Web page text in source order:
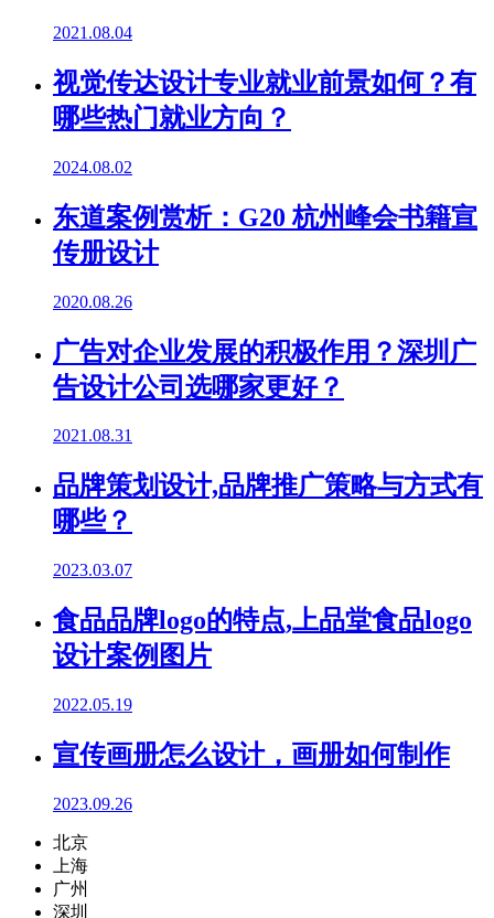
2021.08.04
视觉传达设计专业就业前景如何？有
哪些热门就业方向？
2024.08.02
东道案例赏析：G20 杭州峰会书籍宣
传册设计
2020.08.26
广告对企业发展的积极作用？深圳广
告设计公司选哪家更好？
2021.08.31
品牌策划设计,品牌推广策略与方式有
哪些？
2023.03.07
食品品牌logo的特点,上品堂食品logo
设计案例图片
2022.05.19
宣传画册怎么设计，画册如何制作
2023.09.26
北京
上海
广州
深圳